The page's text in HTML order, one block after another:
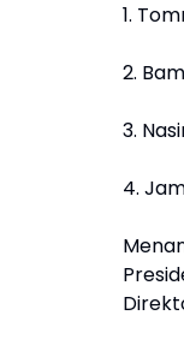
1.
2.
3.
4.